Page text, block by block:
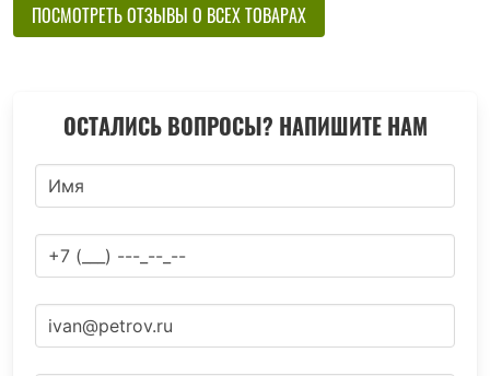
ПОСМОТРЕТЬ ОТЗЫВЫ О ВСЕХ ТОВАРАХ
ОСТАЛИСЬ ВОПРОСЫ? НАПИШИТЕ НАМ